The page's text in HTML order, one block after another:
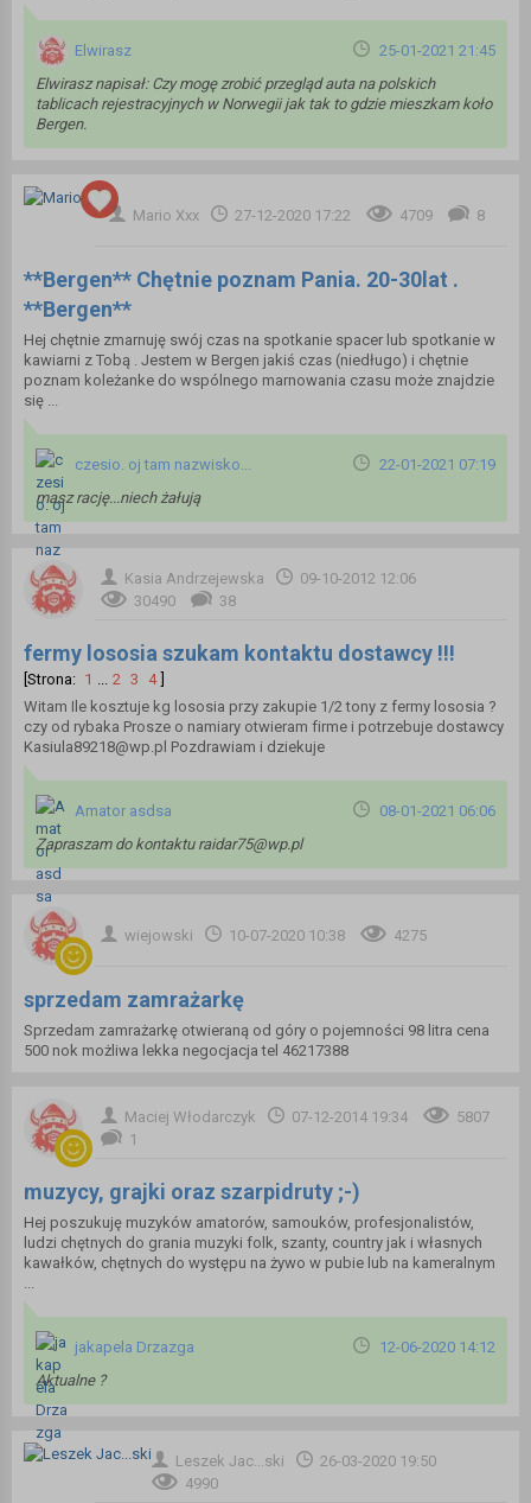
Elwirasz
25-01-2021 21:45
Elwirasz napisał: Czy mogę zrobić przegląd auta na polskich
tablicach rejestracyjnych w Norwegii jak tak to gdzie mieszkam koło
Bergen.
Mario Xxx 27-12-2020 17:22 4709 8
**Bergen** Chętnie poznam Pania. 20-30lat .
**Bergen**
Hej chętnie zmarnuję swój czas na spotkanie spacer lub spotkanie w
kawiarni z Tobą . Jestem w Bergen jakiś czas (niedługo) i chętnie
poznam koleżanke do wspólnego marnowania czasu może znajdzie
się ...
czesio. oj tam nazwisko...
22-01-2021 07:19
masz rację...niech żałują
Kasia Andrzejewska
09-10-2012 12:06
30490
38
fermy lososia szukam kontaktu dostawcy !!!
[Strona: 1 ... 2 3 4
Witam Ile kosztuje kg lososia przy zakupie 1/2 tony z fermy lososia ?
czy od rybaka Prosze o namiary otwieram firme i potrzebuje dostawcy
Kasiula89218@wp.pl Pozdrawiam i dziekuje
Amator asdsa
08-01-2021 06:06
Zapraszam do kontaktu raidar75@wp.pl
wiejowski 10-07-2020 10:38 4275
sprzedam zamrażarkę
Sprzedam zamrażarkę otwieraną od góry o pojemności 98 litra cena
500 nok możliwa lekka negocjacja tel 46217388
Maciej Włodarczyk 07-12-2014 19:34
5807
1
muzycy, grajki oraz szarpidruty ;-)
Hej poszukuję muzyków amatorów, samouków, profesjonalistów,
ludzi chętnych do grania muzyki folk, szanty, country jak i własnych
kawałków, chętnych do występu na żywo w pubie lub na kameralnym
...
jakapela Drzazga
12-06-2020 14:12
Aktualne ?
Leszek Jac...ski
26-03-2020 19:50
4990